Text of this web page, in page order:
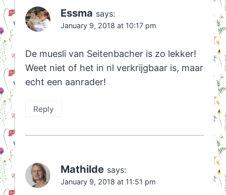
Essma says:
January 9, 2018 at 10:17 pm
De muesli van Seitenbacher is zo lekker!
Weet niet of het in nl verkrijgbaar is, maar
echt een aanrader!
Reply
Mathilde says:
January 9, 2018 at 11:51 pm